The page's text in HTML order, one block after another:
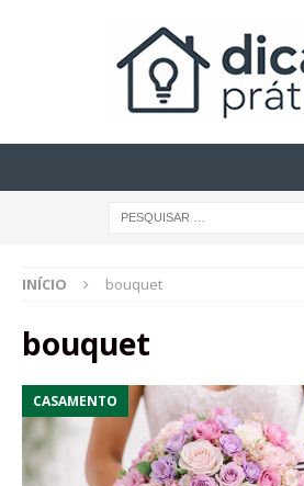
INÍCIO bouquet
bouquet
CASAMENTO